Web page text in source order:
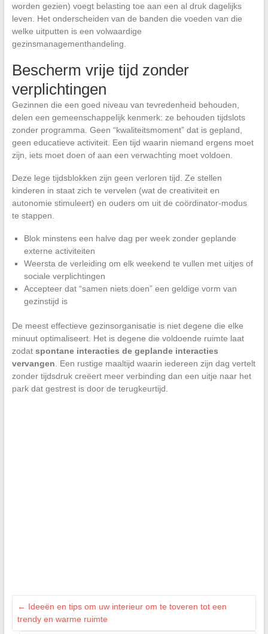
worden gezien) voegt belasting toe aan een al druk dagelijks
leven. Het onderscheiden van de banden die voeden van die
welke uitputten is een volwaardige
gezinsmanagementhandeling.
Bescherm vrije tijd zonder
verplichtingen
Gezinnen die een goed niveau van tevredenheid behouden,
delen een gemeenschappelijk kenmerk: ze behouden tijdslots
zonder programma. Geen “kwaliteitsmoment” dat is gepland,
geen educatieve activiteit. Een tijd waarin niemand ergens moet
zijn, iets moet doen of aan een verwachting moet voldoen.
Deze lege tijdsblokken zijn geen verloren tijd. Ze stellen
kinderen in staat zich te vervelen (wat de creativiteit en
autonomie stimuleert) en ouders om uit de coördinator-modus
te stappen.
Blok minstens een halve dag per week zonder geplande
externe activiteiten
Weersta de verleiding om elk weekend te vullen met uitjes of
sociale verplichtingen
Accepteer dat “samen niets doen” een geldige vorm van
gezinstijd is
De meest effectieve gezinsorganisatie is niet degene die elke
minuut optimaliseert. Het is degene die voldoende ruimte laat
zodat spontane interacties de geplande interacties
vervangen. Een rustige maaltijd waarin iedereen zijn dag vertelt
zonder tijdsdruk creëert meer verbinding dan een uitje naar het
park dat gestrest is door de terugkeurtijd.
← Ideeën en tips om uw interieur om te toveren tot een
trendy en warme ruimte